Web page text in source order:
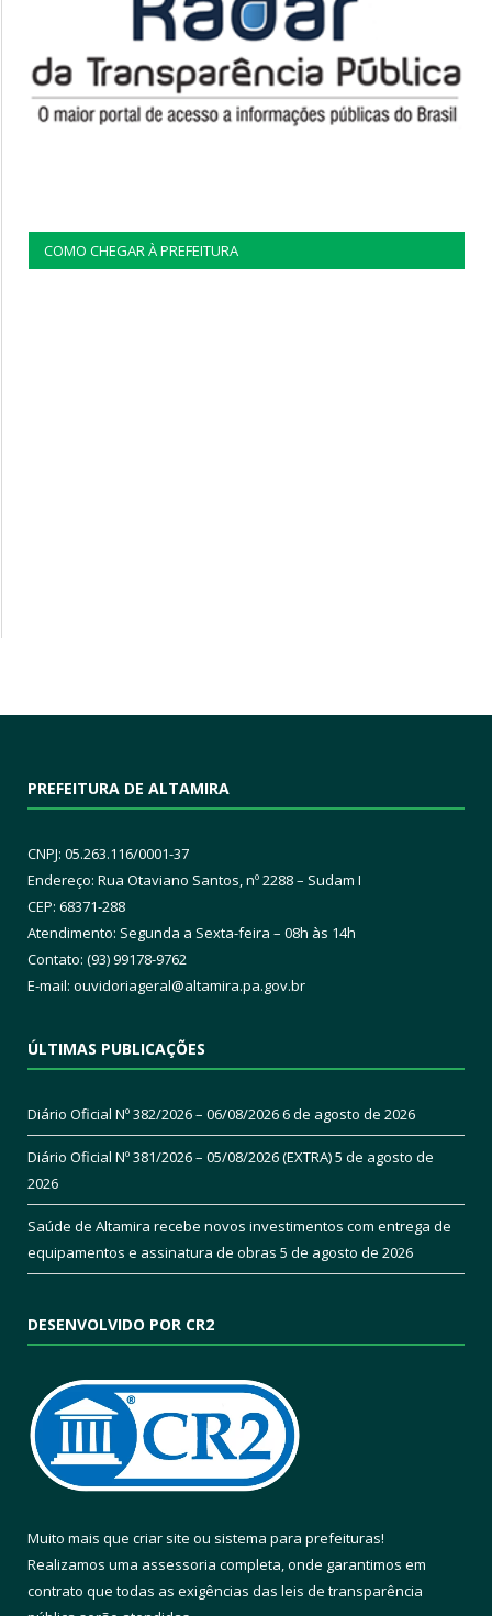
COMO CHEGAR À PREFEITURA
PREFEITURA DE ALTAMIRA
CNPJ: 05.263.116/0001-37
Endereço: Rua Otaviano Santos, nº 2288 – Sudam I
CEP: 68371-288
Atendimento: Segunda a Sexta-feira – 08h às 14h
Contato: (93) 99178-9762
E-mail: ouvidoriageral@altamira.pa.gov.br
ÚLTIMAS PUBLICAÇÕES
Diário Oficial Nº 382/2026 – 06/08/20266 de agosto de 2026
Diário Oficial Nº 381/2026 – 05/08/2026 (EXTRA)5 de agosto de
2026
Saúde de Altamira recebe novos investimentos com entrega de
equipamentos e assinatura de obras 5 de agosto de 2026
DESENVOLVIDO POR CR2
Muito mais que criar site ou sistema para prefeituras!
Realizamos uma assessoria completa, onde garantimos em
contrato que todas as exigências das leis de transparência